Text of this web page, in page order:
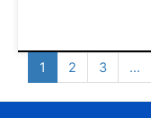
1 2 3 …